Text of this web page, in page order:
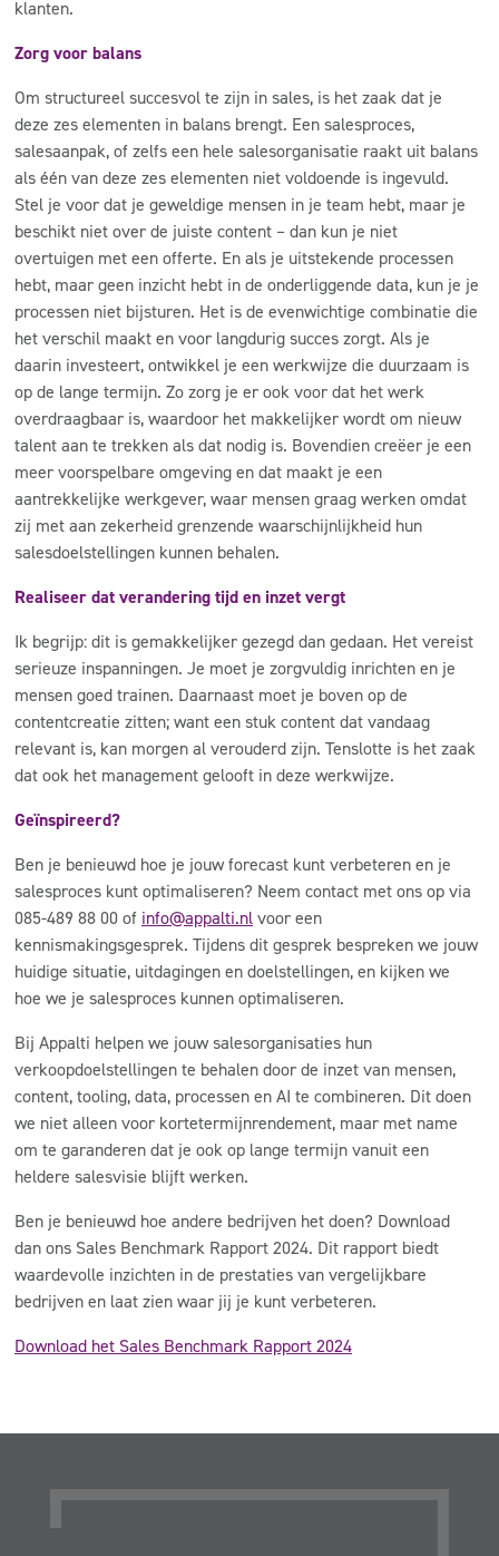
klanten.
Zorg voor balans
Om structureel succesvol te zijn in sales, is het zaak dat je
deze zes elementen in balans brengt. Een salesproces,
salesaanpak, of zelfs een hele salesorganisatie raakt uit balans
als één van deze zes elementen niet voldoende is ingevuld.
Stel je voor dat je geweldige mensen in je team hebt, maar je
beschikt niet over de juiste content – dan kun je niet
overtuigen met een offerte. En als je uitstekende processen
hebt, maar geen inzicht hebt in de onderliggende data, kun je je
processen niet bijsturen. Het is de evenwichtige combinatie die
het verschil maakt en voor langdurig succes zorgt. Als je
daarin investeert, ontwikkel je een werkwijze die duurzaam is
op de lange termijn. Zo zorg je er ook voor dat het werk
overdraagbaar is, waardoor het makkelijker wordt om nieuw
talent aan te trekken als dat nodig is. Bovendien creëer je een
meer voorspelbare omgeving en dat maakt je een
aantrekkelijke werkgever, waar mensen graag werken omdat
zij met aan zekerheid grenzende waarschijnlijkheid hun
salesdoelstellingen kunnen behalen.
Realiseer dat verandering tijd en inzet vergt
Ik begrijp: dit is gemakkelijker gezegd dan gedaan. Het vereist
serieuze inspanningen. Je moet je zorgvuldig inrichten en je
mensen goed trainen. Daarnaast moet je boven op de
contentcreatie zitten; want een stuk content dat vandaag
relevant is, kan morgen al verouderd zijn. Tenslotte is het zaak
dat ook het management gelooft in deze werkwijze.
Geïnspireerd?
Ben je benieuwd hoe je jouw forecast kunt verbeteren en je
salesproces kunt optimaliseren? Neem contact met ons op via
085-489 88 00 of info@appalti.nlvoor een
kennismakingsgesprek. Tijdens dit gesprek bespreken we jouw
huidige situatie, uitdagingen en doelstellingen, en kijken we
hoe we je salesproces kunnen optimaliseren.
Bij Appalti helpen we jouw salesorganisaties hun
verkoopdoelstellingen te behalen door de inzet van mensen,
content, tooling, data, processen en AI te combineren. Dit doen
we niet alleen voor kortetermijnrendement, maar met name
om te garanderen dat je ook op lange termijn vanuit een
heldere salesvisie blijft werken.
Ben je benieuwd hoe andere bedrijven het doen? Download
dan ons Sales Benchmark Rapport 2024. Dit rapport biedt
waardevolle inzichten in de prestaties van vergelijkbare
bedrijven en laat zien waar jij je kunt verbeteren.
Download het Sales Benchmark Rapport 2024